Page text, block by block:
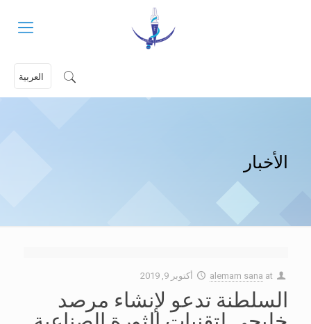
العربية
الأخبار
alemam sana at أكتوبر 9, 2019
السلطنة تدعو لإنشاء مرصد